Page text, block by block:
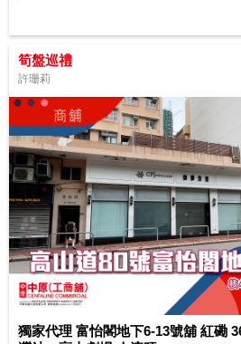
筍盤巡禮
許珊莉
獨家代理 富怡閣地下6-13號舖 紅磡